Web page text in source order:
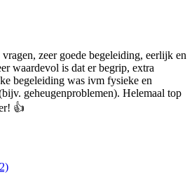
zeer goede begeleiding, eerlijk en
waardevol is dat er begrip, extra
begeleiding was ivm fysieke en
geheugenproblemen). Helemaal top
👍